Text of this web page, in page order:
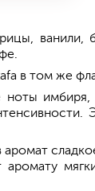
ванили,
в том же